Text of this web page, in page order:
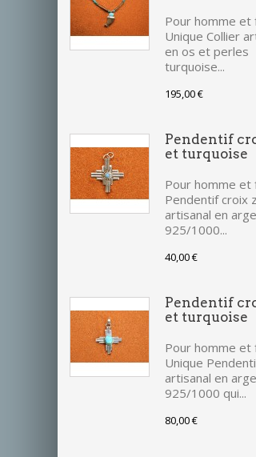
Pour homme et
Unique Collier
en os et perles
turquoise...
195,00 €
Pendentif
et turquoise
Pour homme et
Pendentif croix
artisanal en
925/1000...
40,00 €
Pendentif
et turquoise
Pour homme et
Unique
artisanal en
925/1000 qui...
80,00 €